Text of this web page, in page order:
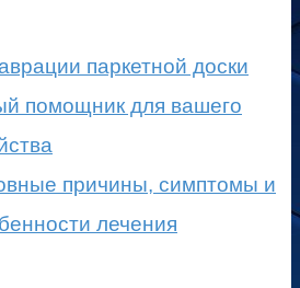
паркетной доски
помощник для вашего
причины, симптомы и
лечения